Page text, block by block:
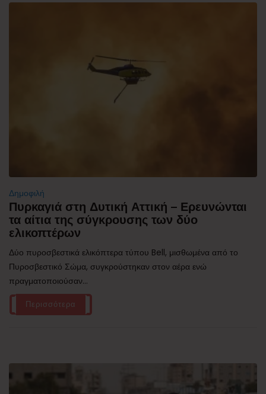
Δημοφιλή
Πυρκαγιά στη Δυτική Αττική – Ερευνώνται
τα αίτια της σύγκρουσης των δύο
ελικοπτέρων
Δύο πυροσβεστικά ελικόπτερα τύπου Bell, μισθωμένα από το
Πυροσβεστικό Σώμα, συγκρούστηκαν στον αέρα ενώ
πραγματοποιούσαν...
Περισσότερα